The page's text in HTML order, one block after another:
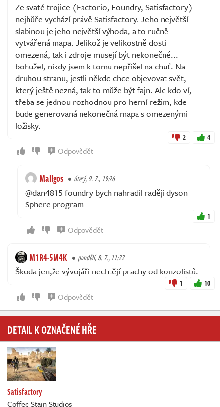
Ze svaté trojice (Factorio, Foundry, Satisfactory)
nejhůře vychází právě Satisfactory. Jeho největší
slabinou je jeho největší výhoda, a to ručně
vytvářená mapa. Jelikož je velikostně dosti
omezená, tak i zdroje musejí být nekonečné...
bohužel, nikdy jsem k tomu nepřišel na chuť. Na
druhou stranu, jestli někdo chce objevovat svět,
který ještě nezná, tak to může být fajn. Ale kdo ví,
třeba se jednou rozhodnou pro herní režim, kde
bude generovaná nekonečná mapa s omezenými
ložisky.
2 4
Odpovědět
Mallgos úterý, 9. 7., 19:26
@dan4815 foundry bych nahradil raději dyson
Sphere program
1
Odpovědět
M1R4-5M4K pondělí, 8. 7., 11:22
Škoda jen,že vývojáři nechtějí prachy od konzolistů.
1 10
Odpovědět
DETAIL K OZNAČENÉ HŘE
Satisfactory
Coffee Stain Studios